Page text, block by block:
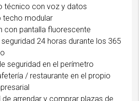
técnico con voz y datos
techo modular
con pantalla fluorescente
seguridad 24 horas durante los 365
seguridad en el perímetro
/ restaurante en el propio
de arrendar y comprar plazas de